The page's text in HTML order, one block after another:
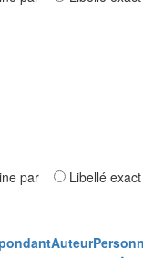
par Libellé exact
Auteur